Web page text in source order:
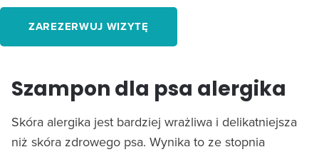
ZAREZERWUJ WIZYTĘ
Szampon dla psa alergika
Skóra alergika jest bardziej wrażliwa i delikatniejsza
niż skóra zdrowego psa. Wynika to ze stopnia